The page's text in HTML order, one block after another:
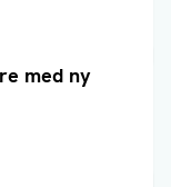
med ny